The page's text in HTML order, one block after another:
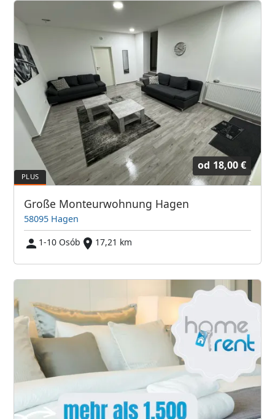
od 18,00 €
Große Monteurwohnung Hagen
58095 Hagen
1-10 Osób
17,21 km